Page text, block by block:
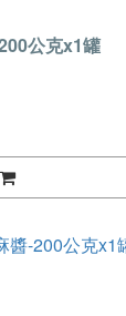
公克x1罐